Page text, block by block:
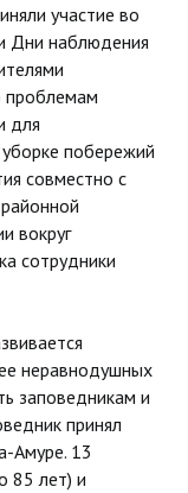
участие во
Дни наблюдения
проблемам
для
побережий
совместно с
вокруг
сотрудники
неравнодушных
заповедникам и
принял
Амуре. 13
85 лет) и